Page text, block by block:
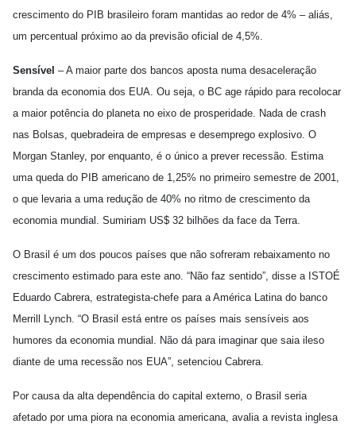
crescimento do PIB brasileiro foram mantidas ao redor de 4% – aliás,
um percentual próximo ao da previsão oficial de 4,5%.
Sensível – A maior parte dos bancos aposta numa desaceleração
branda da economia dos EUA. Ou seja, o BC age rápido para recolocar
a maior potência do planeta no eixo de prosperidade. Nada de crash
nas Bolsas, quebradeira de empresas e desemprego explosivo. O
Morgan Stanley, por enquanto, é o único a prever recessão. Estima
uma queda do PIB americano de 1,25% no primeiro semestre de 2001,
o que levaria a uma redução de 40% no ritmo de crescimento da
economia mundial. Sumiriam US$ 32 bilhões da face da Terra.
O Brasil é um dos poucos países que não sofreram rebaixamento no
crescimento estimado para este ano. “Não faz sentido”, disse a ISTOÉ
Eduardo Cabrera, estrategista-chefe para a América Latina do banco
Merrill Lynch. “O Brasil está entre os países mais sensíveis aos
humores da economia mundial. Não dá para imaginar que saia ileso
diante de uma recessão nos EUA”, setenciou Cabrera.
Por causa da alta dependência do capital externo, o Brasil seria
afetado por uma piora na economia americana, avalia a revista inglesa